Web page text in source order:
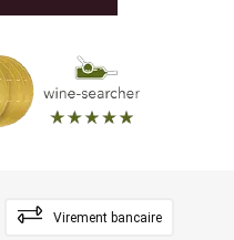
Virement bancaire